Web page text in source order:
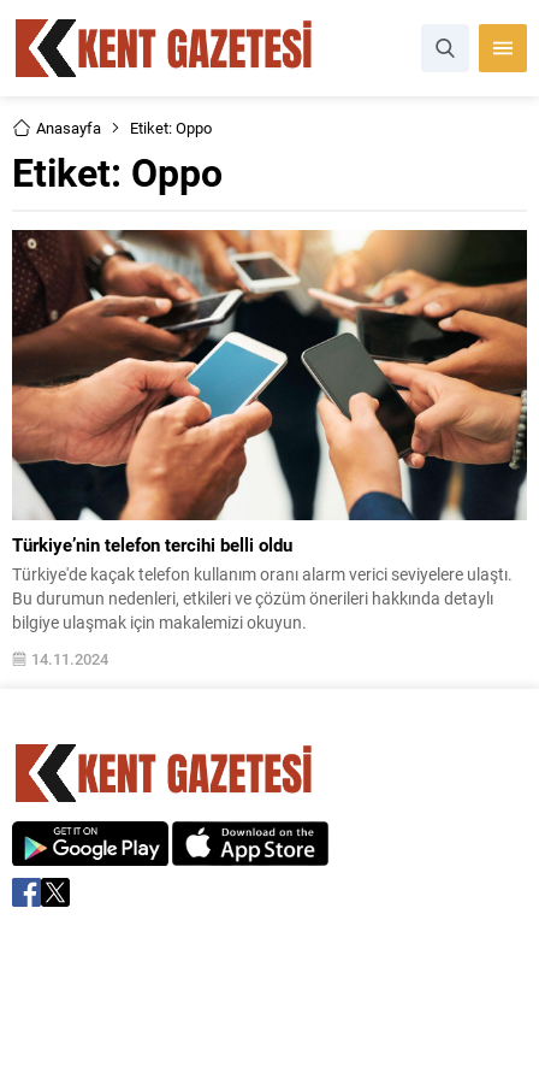
Anasayfa Etiket: Oppo
Etiket: Oppo
Türkiye’nin telefon tercihi belli oldu
Türkiye'de kaçak telefon kullanım oranı alarm verici seviyelere ulaştı.
Bu durumun nedenleri, etkileri ve çözüm önerileri hakkında detaylı
bilgiye ulaşmak için makalemizi okuyun.
14.11.2024